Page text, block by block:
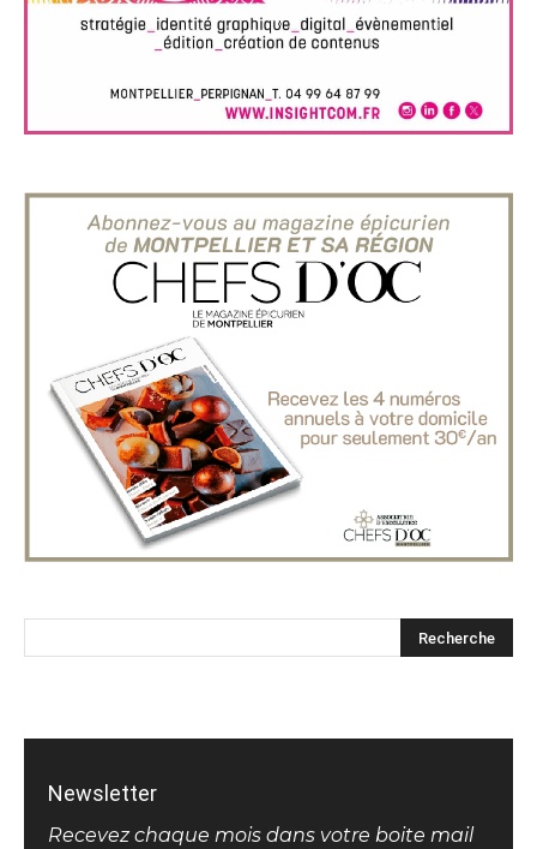
Newsletter
Recevez chaque mois dans votre boite mail